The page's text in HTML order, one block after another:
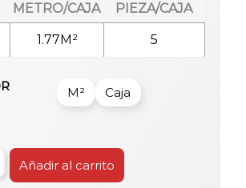
METRO/CAJA PIEZA/CAJA
1.77M² 5
M² Caja
Añadir al carrito